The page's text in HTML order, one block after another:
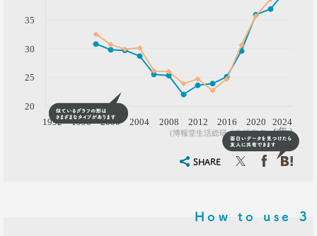
( 年 )
(博報堂生活総研「生活定点」調査)
1992 1996 2000 2004 2008 2012 2016 2020 2024
20
30
25
35
SHARE
How to use 3